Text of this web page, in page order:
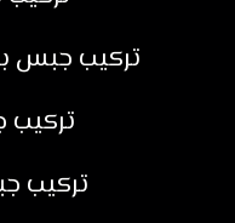
تركيب جبس
تركيب
تركيب